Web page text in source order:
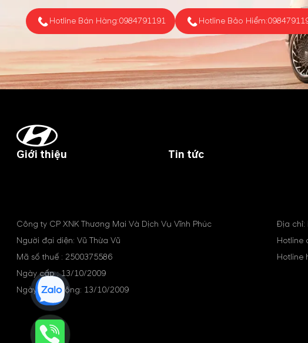
Hotline Bán Hàng:0984791191 Hotline Bảo Hiểm:
Giới thiệu Tin tức
Công ty CP XNK Thương Mại Và Dịch Vụ Vĩnh Phúc
Người đại diện: Vũ Thừa Vũ
Mã số thuế : 2500375586
Ngày cấp : 13/10/2009
Ngày hoạt động: 13/10/2009
Địa chỉ:
Hotline
Hotline